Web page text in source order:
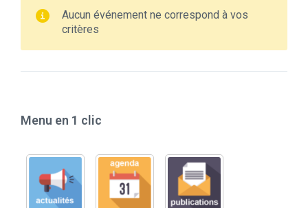
Aucun événement ne correspond à vos
critères
Menu en 1 clic